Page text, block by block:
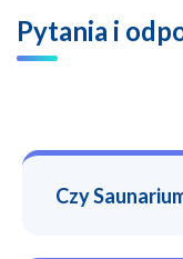
Pytania i
Czy